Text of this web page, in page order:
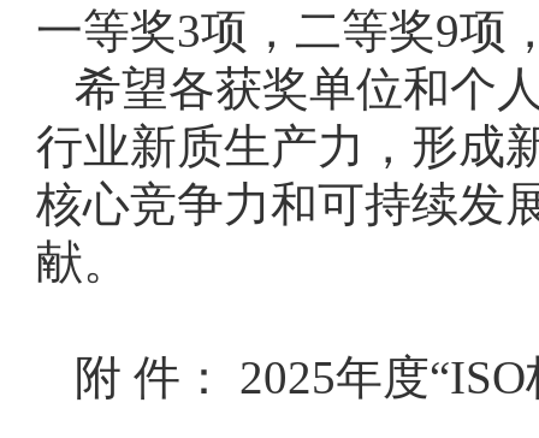
一等奖3项，二等奖9项
希望各获奖单位和个
行业新质生产力，形成
核心竞争力和可持续发
献。
附 件： 2025年度